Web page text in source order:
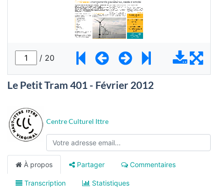
Le Petit Tram 401 - Février 2012
Centre Culturel Ittre
À propos Partager Commentaires
Transcription Statistiques